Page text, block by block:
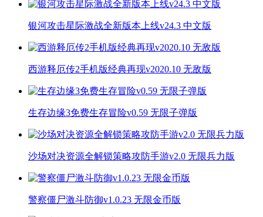
银河攻击星际激战全新版本上线v24.3 中文版
西游释厄传2手机版经典再现v2020.10 无敌版
生存边缘3免费生存冒险v0.59 无限子弹版
沙场对决资源全解锁策略攻防手游v2.0 无限兵力版
警察僵尸激斗防御v1.0.23 无限金币版